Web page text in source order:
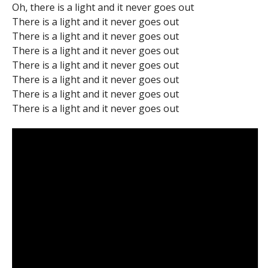
Oh, there is a light and it never goes out
There is a light and it never goes out
There is a light and it never goes out
There is a light and it never goes out
There is a light and it never goes out
There is a light and it never goes out
There is a light and it never goes out
There is a light and it never goes out